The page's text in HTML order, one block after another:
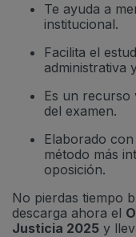
Te ayuda a
institucional.
Facilita el
administrativa
Es un recurso
del examen.
Elaborado
método más
oposición.
No pierdas tiempo
descarga ahora el
Justicia 2025 y